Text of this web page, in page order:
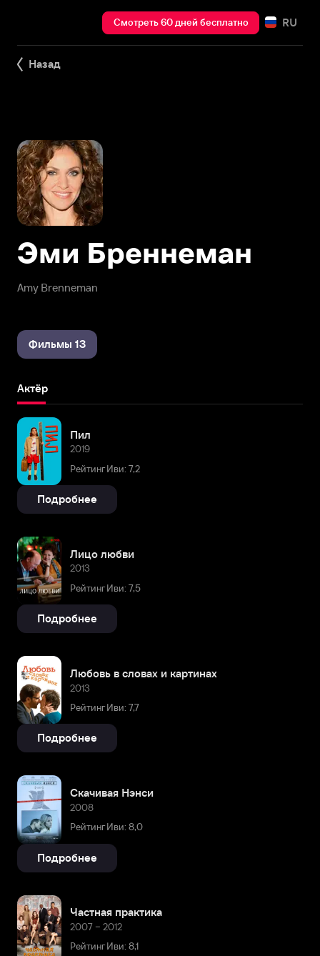
Смотреть 60 дней бесплатно RU
Назад
Amy Brenneman
Эми Бреннеман
Фильмы 13
Актёр
Пил
2019
Рейтинг Иви: 7,2
Подробнее
Лицо любви
2013
Рейтинг Иви: 7,5
Подробнее
Любовь в словах и картинах
2013
Рейтинг Иви: 7,7
Подробнее
Скачивая Нэнси
2008
Рейтинг Иви: 8,0
Подробнее
Частная практика
2007 – 2012
Рейтинг Иви: 8,1